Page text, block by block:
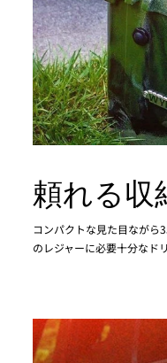
頼れる収
コンパクトな見た目ながら
のレジャーに必要十分なド